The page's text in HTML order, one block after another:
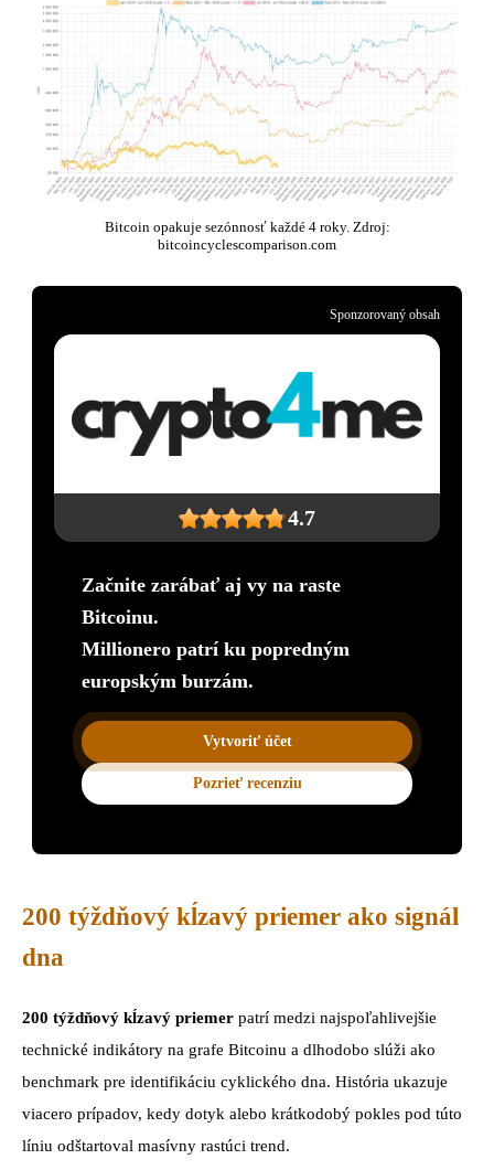
Bitcoin opakuje sezónnosť každé 4 roky. Zdroj:
bitcoincyclescomparison.com
4.7
Začnite zarábať aj vy na raste
Bitcoinu.
Millionero patrí ku popredným
europským burzám.
Vytvoriť účet
Pozrieť recenziu
Sponzorovaný obsah
200 týždňový kĺzavý priemer ako signál
dna
200 týždňový kĺzavý priemer patrí medzi najspoľahlivejšie
technické indikátory na grafe Bitcoinu a dlhodobo slúži ako
benchmark pre identifikáciu cyklického dna. História ukazuje
viacero prípadov, kedy dotyk alebo krátkodobý pokles pod túto
líniu odštartoval masívny rastúci trend.